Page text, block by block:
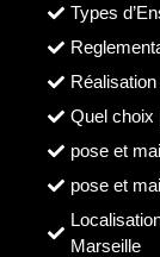
Types
Quel choix
pose et
pose et
Marseille